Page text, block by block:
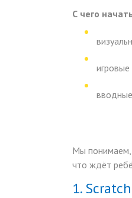
С чего
Мы понимаем,
что ждёт
1.